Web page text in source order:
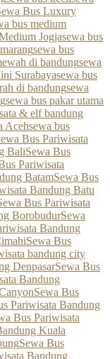
Bus Luxury
bus medium
Jogjasewa bus
sewa bus
di bandungsewa
Surabayasewa bus
di bandungsewa
sewa bus pakar utama
& elf bandung
Acehsewa bus
Bus Pariwisata
BaliSewa Bus
Pariwisata
BatamSewa Bus
Bandung Batu
Bus Pariwisata
BorobudurSewa
Bandung
Sewa Bus
bandung city
DenpasarSewa Bus
Bandung
Sewa Bus
Pariwisata Bandung
Bus Pariwisata
Kuala
Sewa Bus
Bandung